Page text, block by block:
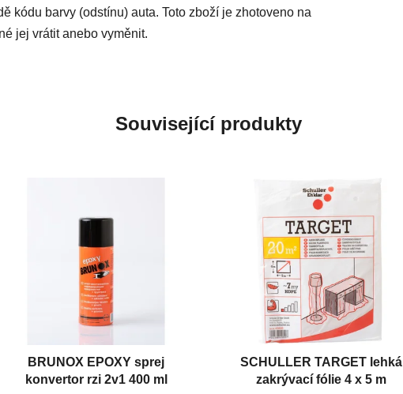
kódu barvy (odstínu) auta. Toto zboží je zhotoveno na
jej vrátit anebo vyměnit.
Související produkty
BRUNOX EPOXY sprej
konvertor rzi 2v1 400 ml
SCHULLER TARGET lehká
zakrývací fólie 4 x 5 m